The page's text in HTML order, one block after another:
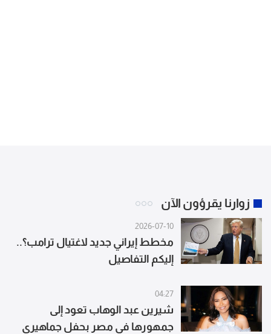
زوارنا يقرؤون الآن
2026-07-10
مخطط إيراني جديد لاغتيال ترامب؟..
إليكم التفاصيل
04:27
شيرين عبد الوهاب تعود إلى
جمهورها في مصر بحفل جماهيري